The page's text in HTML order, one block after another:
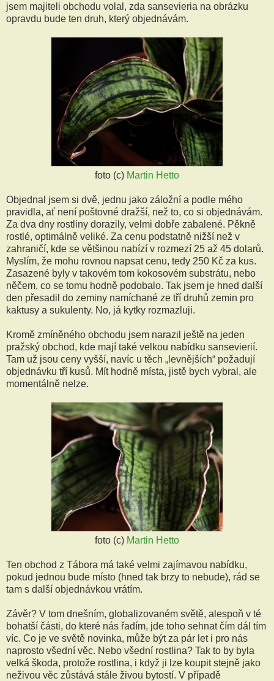
jsem majiteli obchodu volal, zda sansevieria na obrázku
opravdu bude ten druh, který objednávám.
foto (c) Martin Hetto
Objednal jsem si dvě, jednu jako záložní a podle mého
pravidla, ať není poštovné dražší, než to, co si objednávám.
Za dva dny rostliny dorazily, velmi dobře zabalené. Pěkně
rostlé, optimálně veliké. Za cenu podstatně nižší než v
zahraničí, kde se většinou nabízí v rozmezí 25 až 45 dolarů.
Myslím, že mohu rovnou napsat cenu, tedy 250 Kč za kus.
Zasazené byly v takovém tom kokosovém substrátu, nebo
něčem, co se tomu hodně podobalo. Tak jsem je hned další
den přesadil do zeminy namíchané ze tří druhů zemin pro
kaktusy a sukulenty. No, já kytky rozmazluji.
Kromě zmíněného obchodu jsem narazil ještě na jeden
pražský obchod, kde mají také velkou nabídku sansevierií.
Tam už jsou ceny vyšší, navíc u těch „levnějších“ požadují
objednávku tří kusů. Mít hodně místa, jistě bych vybral, ale
momentálně nelze.
foto (c) Martin Hetto
Ten obchod z Tábora má také velmi zajímavou nabídku,
pokud jednou bude místo (hned tak brzy to nebude), rád se
tam s další objednávkou vrátím.
Závěr? V tom dnešním, globalizovaném světě, alespoň v té
bohatší části, do které nás řadím, jde toho sehnat čím dál tím
víc. Co je ve světě novinka, může být za pár let i pro nás
naprosto všední věc. Nebo všední rostlina? Tak to by byla
velká škoda, protože rostlina, i když ji lze koupit stejně jako
neživou věc zůstává stále živou bytostí. V případě